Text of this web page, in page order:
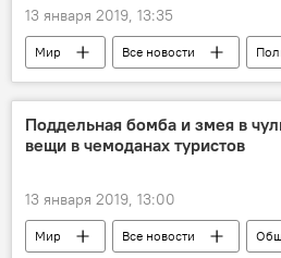
13 января 2019, 13:35
Мир Все новости
США
Китай Россия
Поддельная бомба и змея в
вещи в чемоданах туристов
13 января 2019, 13:00
Мир Все новости